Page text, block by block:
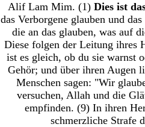
Alif Lam Mim. (1) Dies ist
das Verborgene glauben und
die an das glauben, was auf
Diese folgen der Leitung ihres
ist es gleich, ob du sie warnst
Gehör; und über ihren Augen
Menschen sagen: "Wir
versuchen, Allah und die
empfinden. (9) In ihren
schmerzliche Strafe